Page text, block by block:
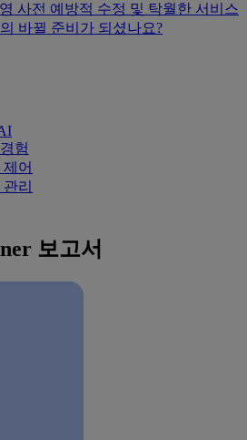
사전 예방적 수정 및 탁월한 서비스
바뀔 준비가 되셨나요?
험
어
리
보고서